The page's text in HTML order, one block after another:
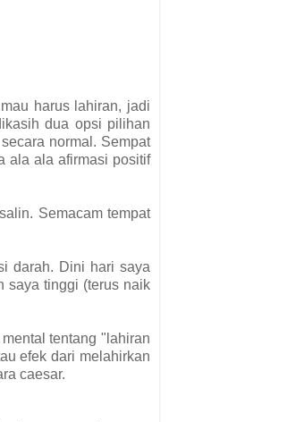
harus lahiran, jadi
dua opsi pilihan
normal. Sempat
ala ala afirmasi positif
Semacam tempat
darah. Dini hari saya
saya tinggi (terus naik
tentang "lahiran
efek dari melahirkan
caesar.